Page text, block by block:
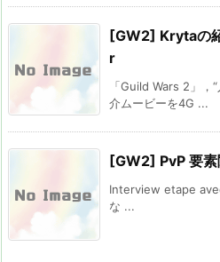
[GW2] Krytaの
r
「Guild Wars 2」，
介ムービーを4G ...
[GW2] PvP 要素
Interview etape
な ...